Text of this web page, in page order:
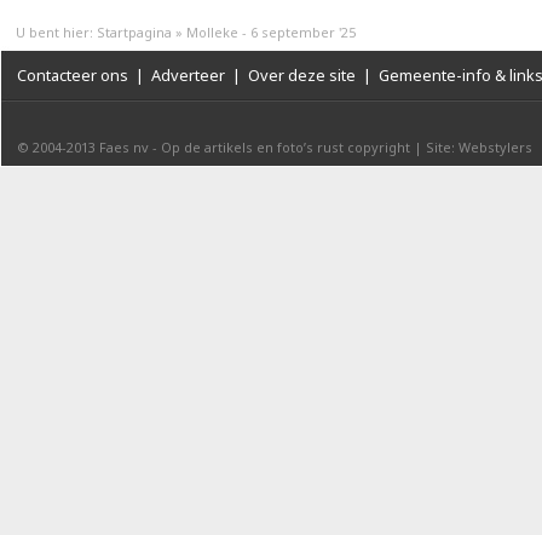
U bent hier: Startpagina » Molleke - 6 september '25
Contacteer ons | Adverteer | Over deze site | Gemeente-info & links
© 2004-2013 Faes nv - Op de artikels en foto’s rust copyright | Site: Webstylers